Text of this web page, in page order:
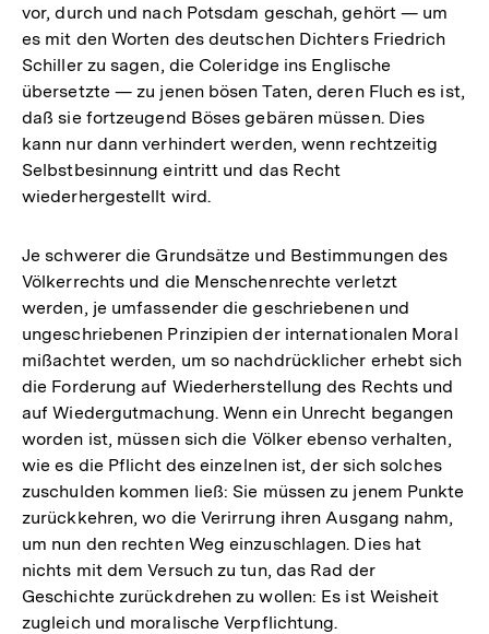
vor, durch und nach Potsdam geschah, gehört — um
es mit den Worten des deutschen Dichters Friedrich
Schiller zu sagen, die Coleridge ins Englische
übersetzte — zu jenen bösen Taten, deren Fluch es ist,
daß sie fortzeugend Böses gebären müssen. Dies
kann nur dann verhindert werden, wenn rechtzeitig
Selbstbesinnung eintritt und das Recht
wiederhergestellt wird.
Je schwerer die Grundsätze und Bestimmungen des
Völkerrechts und die Menschenrechte verletzt
werden, je umfassender die geschriebenen und
ungeschriebenen Prinzipien der internationalen Moral
mißachtet werden, um so nachdrücklicher erhebt sich
die Forderung auf Wiederherstellung des Rechts und
auf Wiedergutmachung. Wenn ein Unrecht begangen
worden ist, müssen sich die Völker ebenso verhalten,
wie es die Pflicht des einzelnen ist, der sich solches
zuschulden kommen ließ: Sie müssen zu jenem Punkte
zurückkehren, wo die Verirrung ihren Ausgang nahm,
um nun den rechten Weg einzuschlagen. Dies hat
nichts mit dem Versuch zu tun, das Rad der
Geschichte zurückdrehen zu wollen: Es ist Weisheit
zugleich und moralische Verpflichtung.